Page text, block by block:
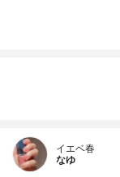
イエベ春
なゆ